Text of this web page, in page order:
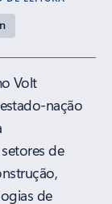
Volt
nação
de
de